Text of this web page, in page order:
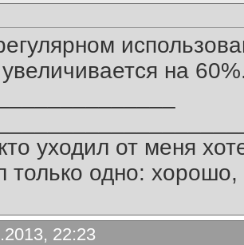
на
уходил от меня
только одно:
22:23